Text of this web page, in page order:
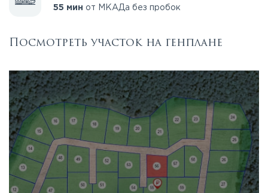
55 мин от МКАДа без пробок
Посмотреть участок на генплане